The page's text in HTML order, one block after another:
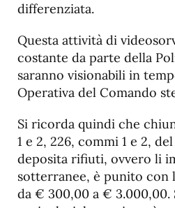
differenziata.
Questa attività di
costante da parte della
saranno visionabili in
Operativa del Comando
Si ricorda quindi che
1 e 2, 226, commi 1 e 2,
deposita rifiuti, ovvero li
sotterranee, è punito con
da € 300,00 a € 3.000,00.